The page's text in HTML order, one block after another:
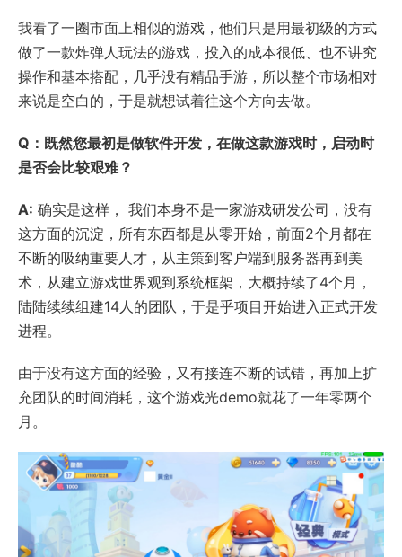
我看了一圈市面上相似的游戏，他们只是用最初级的方式
做了一款炸弹人玩法的游戏，投入的成本很低、也不讲究
操作和基本搭配，几乎没有精品手游，所以整个市场相对
来说是空白的，于是就想试着往这个方向去做。
Q：既然您最初是做软件开发，在做这款游戏时，启动时
是否会比较艰难？
A: 确实是这样， 我们本身不是一家游戏研发公司，没有
这方面的沉淀，所有东西都是从零开始，前面2个月都在
不断的吸纳重要人才，从主策到客户端到服务器再到美
术，从建立游戏世界观到系统框架，大概持续了4个月，
陆陆续续组建14人的团队，于是乎项目开始进入正式开发
进程。
由于没有这方面的经验，又有接连不断的试错，再加上扩
充团队的时间消耗，这个游戏光demo就花了一年零两个
月。